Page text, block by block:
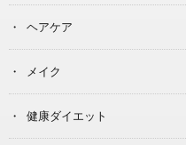
ヘアケア
メイク
健康ダイエット